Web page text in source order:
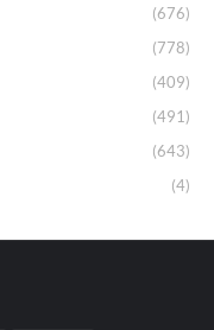
(676)
(778)
(409)
(491)
(643)
(4)